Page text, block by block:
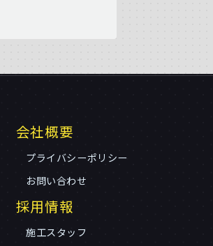
会社概要
プライバシーポリシー
お問い合わせ
採用情報
施工スタッフ